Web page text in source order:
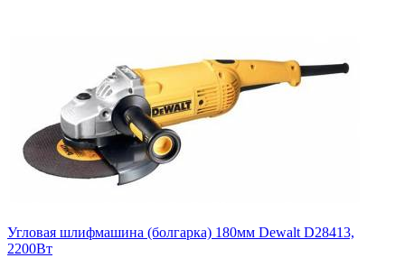
Угловая шлифмашина (болгарка) 180мм Dewalt D28413,
2200Вт